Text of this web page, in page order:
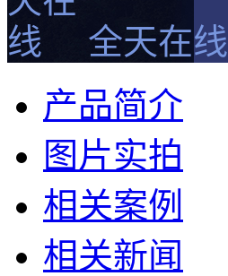
全天在线
产品简介
图片实拍
相关案例
相关新闻